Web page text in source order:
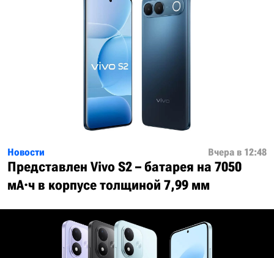
Новости Вчера в 12:48
Представлен Vivo S2 – батарея на 7050
мА·ч в корпусе толщиной 7,99 мм